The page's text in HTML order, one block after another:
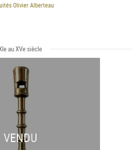
Olivier Alberteau
au XVe siècle
VENDU